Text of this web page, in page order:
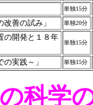
単独15分
善の試み」 単独20分
の開発と１８年
単独15分
実践～」 単独15分
の科